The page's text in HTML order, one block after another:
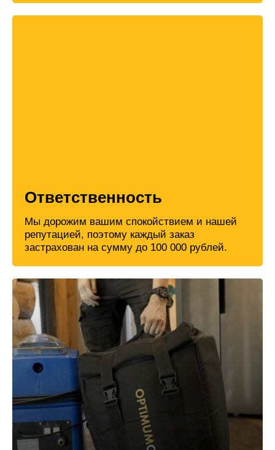
Ответственность
Мы дорожим вашим спокойствием и нашей
репутацией, поэтому каждый заказ
застрахован на сумму до 100 000 рублей.